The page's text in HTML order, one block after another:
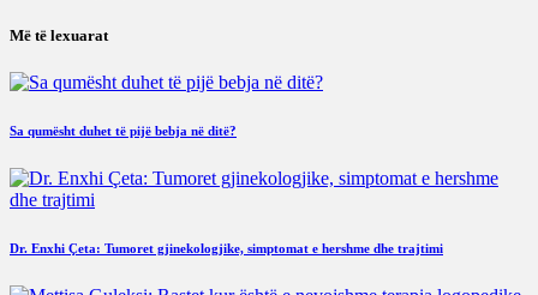
Më të lexuarat
Sa qumësht duhet të pijë bebja në ditë?
Dr. Enxhi Çeta: Tumoret gjinekologjike, simptomat e hershme dhe trajtimi